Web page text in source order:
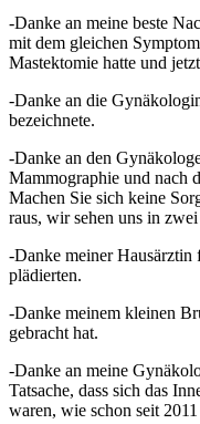
-Danke an meine beste
mit dem gleichen
Mastektomie hatte und
-Danke an die
bezeichnete.
-Danke an den
Mammographie und nach
Machen Sie sich keine
raus, wir sehen uns in zwei
-Danke meiner
plädierten.
-Danke meinem kleinen
gebracht hat.
-Danke an meine
Tatsache, dass sich das
waren, wie schon seit